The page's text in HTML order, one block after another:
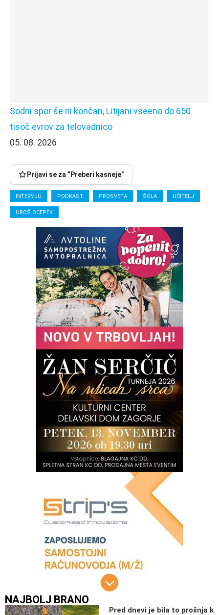
Sodni spor še ni končan, Litijani vseeno do 650
tisoč evrov za telovadnico
05. 08. 2026
Prijavi se za “Preberi kasneje”
INTERVJU PODKAST PROSVETA ŠOLA UČITELJ
UROŠ OCEPEK
NAJBOLJ BRANO
Pred dnevi je bila to prošnja k